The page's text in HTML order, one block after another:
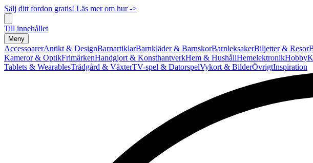
Sälj ditt fordon gratis! Läs mer om hur ->
Till innehållet
Meny
AccessoarerAntikt & DesignBarnartiklarBarnkläder & BarnskorBarnleksakerBiljetter & Resor
Kameror & OptikFrimärkenHandgjort & KonsthantverkHem & HushållHemelektronikHobby
Tablets & WearablesTrädgård & VäxterTV-spel & DatorspelVykort & BilderÖvrigtInspiration